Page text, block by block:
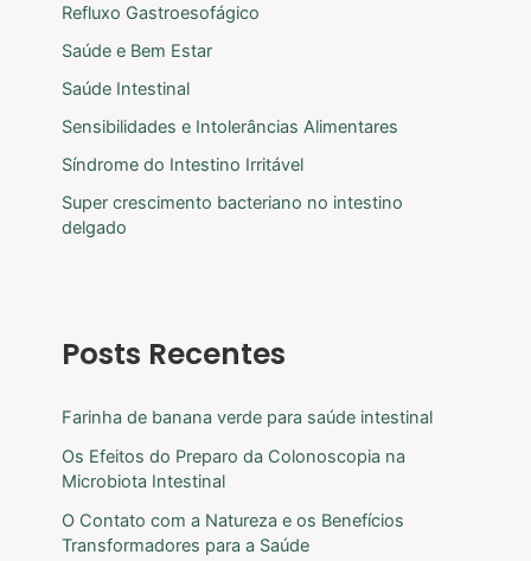
Refluxo Gastroesofágico
Saúde e Bem Estar
Saúde Intestinal
Sensibilidades e Intolerâncias Alimentares
Síndrome do Intestino Irritável
Super crescimento bacteriano no intestino
delgado
Posts Recentes
Farinha de banana verde para saúde intestinal
Os Efeitos do Preparo da Colonoscopia na
Microbiota Intestinal
O Contato com a Natureza e os Benefícios
Transformadores para a Saúde